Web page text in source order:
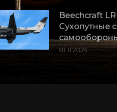
Beechcraft
Сухопутные
01.11.2024